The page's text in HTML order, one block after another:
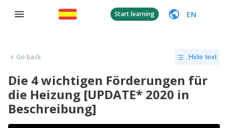
Start learning EN
Go back Hide text
Die 4 wichtigen Förderungen für
die Heizung [UPDATE* 2020 in
Beschreibung]